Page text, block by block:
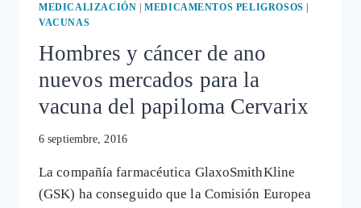
MEDICALIZACIÓN |MEDICAMENTOS PELIGROSOS |
VACUNAS
Hombres y cáncer de ano
nuevos mercados para la
vacuna del papiloma Cervarix
6 septiembre, 2016
La compañía farmacéutica GlaxoSmithKline
(GSK) ha conseguido que la Comisión Europea